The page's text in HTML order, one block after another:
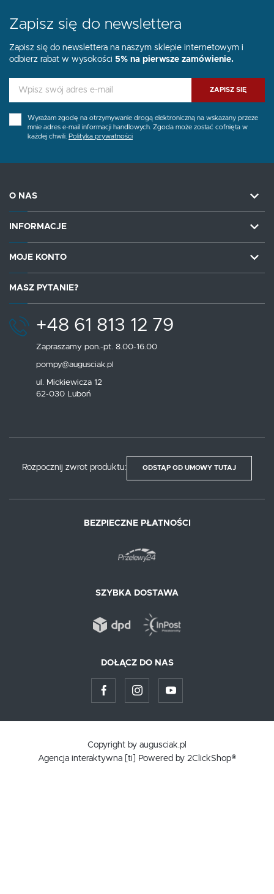
Zapisz się do newslettera
Zapisz się do newslettera na naszym sklepie internetowym i
odbierz rabat w wysokości 5% na pierwsze zamówienie.
ZAPISZ SIĘ
Wyrażam zgodę na otrzymywanie drogą elektroniczną na wskazany przeze
mnie adres e-mail informacji handlowych. Zgoda może zostać cofnięta w
każdej chwili. Polityka prywatności
O NAS
INFORMACJE
MOJE KONTO
MASZ PYTANIE?
+48 61 813 12 79
Zapraszamy pon.-pt. 8.00-16.00
pompy@augusciak.pl
ul. Mickiewicza 12
62-030 Luboń
Rozpocznij zwrot produktu: ODSTĄP OD UMOWY TUTAJ
BEZPIECZNE PŁATNOŚCI
SZYBKA DOSTAWA
DOŁĄCZ DO NAS
Copyright by augusciak.pl
Agencja interaktywna
[ti] Powered by 2ClickShop®